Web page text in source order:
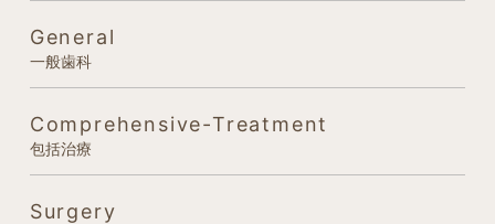
General
一般歯科
Comprehensive-Treatment
包括治療
Surgery